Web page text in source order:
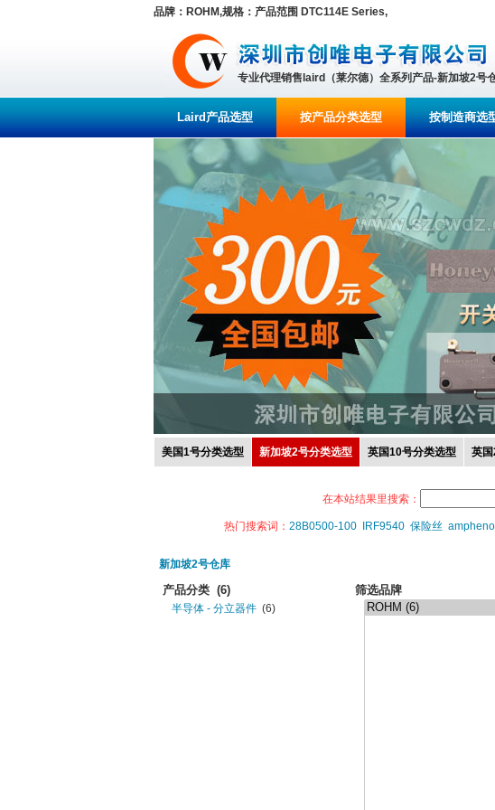
品牌：ROHM,规格：产品范围 DTC114E Series,
专业代理销售laird（莱尔德）全系列产品-新加坡2号
Laird产品选型 按产品分类选型 按制造商选
美国1号分类选型 新加坡2号分类选型 英国10号分类选型 英
在本站结果里搜索：
热门搜索词： 28B0500-100 IRF9540 保险丝 amphenol
新加坡2号仓库
产品分类 (6)
半导体 - 分立器件 (6)
筛选品牌